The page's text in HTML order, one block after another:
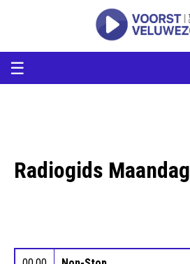
☰
Radiogids Maandag